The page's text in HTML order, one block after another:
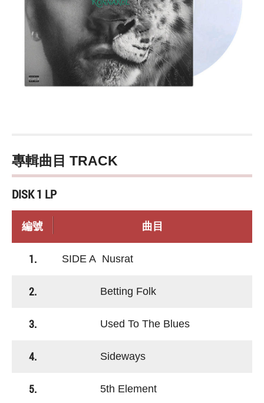
專輯曲目 TRACK
DISK 1 LP
編號 曲目
1. SIDE A Nusrat
2. Betting Folk
3. Used To The Blues
4. Sideways
5. 5th Element